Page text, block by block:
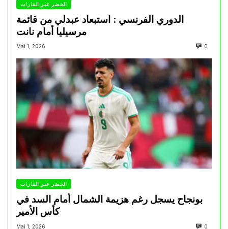
الخضر عبر القارات
الدوري الفرنسي : استبعاد عبدلي من قائمة
مرسيليا أمام نانت
Mai 1, 2026 0
الخضر عبر القارات
بونجاح يسجل رغم هزيمة الشمال أمام السد في
كأس الأمير
Mai 1, 2026 0